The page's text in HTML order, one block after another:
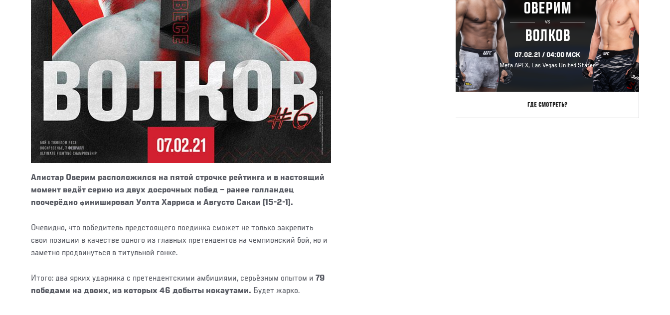
Алистар Оверим расположился на пятой строчке рейтинга и в настоящий
момент ведёт серию из двух досрочных побед – ранее голландец
поочерёдно финишировал Уолта Харриса и Августо Сакаи (15-2-1).
Очевидно, что победитель предстоящего поединка сможет не только закрепить
свои позиции в качестве одного из главных претендентов на чемпионский бой, но и
заметно продвинуться в титульной гонке.
Итого: два ярких ударника с претендентскими амбициями, серьёзным опытом и 79
победами на двоих, из которых 46 добыты нокаутами. Будет жарко.
ОВЕРИМ
VS
ВОЛКОВ
07.02.21 / 04:00 МСК
Meta APEX, Las Vegas United States
ГДЕ СМОТРЕТЬ?